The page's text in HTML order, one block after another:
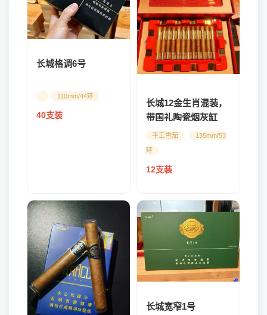
长城格调6号
110mm/44环
40支装
长城12金生肖混装，
带国礼陶瓷烟灰缸
（强推，量有限，预
定名额）
手工雪茄 135mm/53
环
12支装
长城宽窄1号